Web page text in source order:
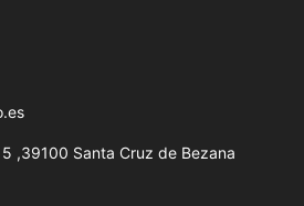
,39100 Santa Cruz de Bezana